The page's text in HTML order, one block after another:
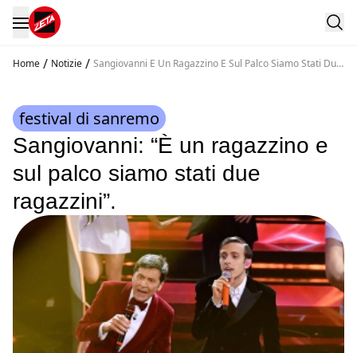
Home / Notizie / Sangiovanni E Un Ragazzino E Sul Palco Siamo Stati Due
festival di sanremo
Sangiovanni: “È un ragazzino e
sul palco siamo stati due
ragazzini”.